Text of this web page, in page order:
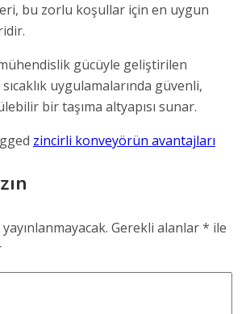
bu zorlu koşullar için en uygun
mühendislik gücüyle geliştirilen
uygulamalarında güvenli,
bir taşıma altyapısı sunar.
zincirli konveyörün avantajları
Gerekli alanlar* ile